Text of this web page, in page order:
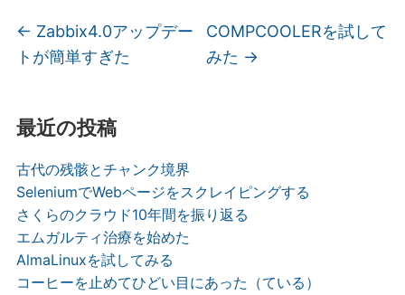
最近の投稿
古代の残骸とチャンク境界
SeleniumでWebページをスクレイピングする
さくらのクラウド10年間を振り返る
エムガルティ治療を始めた
AlmaLinuxを試してみる
コーヒーを止めてひどい目にあった（ている）
b
o
o
a
← Zabbix4.0アップデー
トが簡単すぎた
COMPCOOLERを試して
みた →